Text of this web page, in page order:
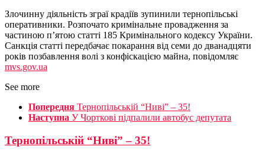
Злочинну діяльність зграї крадіїв зупинили тернопільські
оперативники. Розпочато кримінальне провадження за
частиною п’ятою статті 185 Кримінального кодексу України.
Санкція статті передбачає покарання від семи до дванадцяти
років позбавлення волі з конфіскацією майна, повідомляє
mvs.gov.ua
See more
Попередня Тернопільській “Ниві” – 35!
Наступна У Чорткові підпалили автобус депутата
Тернопільській “Ниві” – 35!